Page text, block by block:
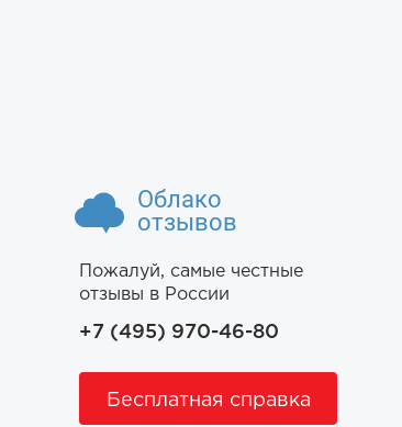
Облако
отзывов
Пожалуй, самые честные
отзывы в России
+7 (495) 970-46-80
Бесплатная справка